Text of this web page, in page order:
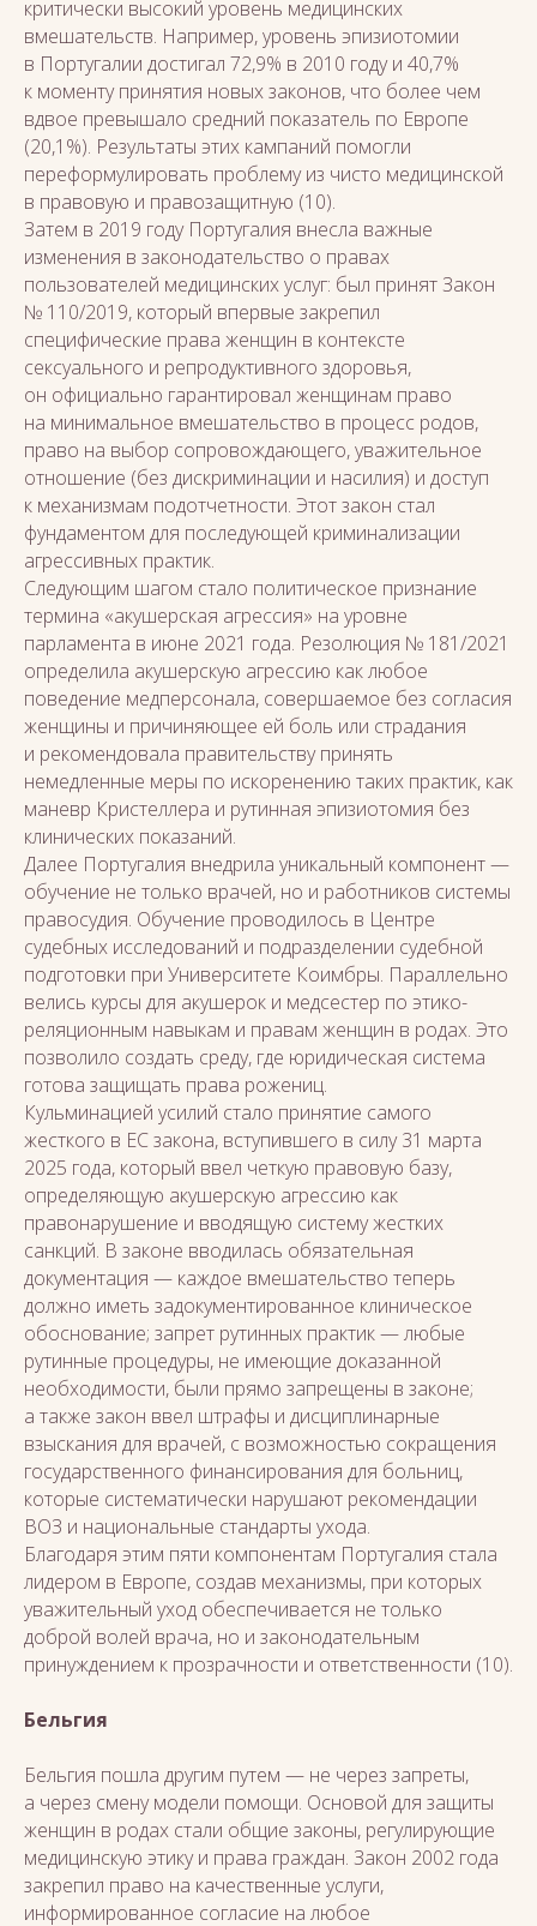
критически высокий уровень медицинских
вмешательств. Например, уровень эпизиотомии
в Португалии достигал 72,9% в 2010 году и 40,7%
к моменту принятия новых законов, что более чем
вдвое превышало средний показатель по Европе
(20,1%). Результаты этих кампаний помогли
переформулировать проблему из чисто медицинской
в правовую и правозащитную (10).
Затем в 2019 году Португалия внесла важные
изменения в законодательство о правах
пользователей медицинских услуг: был принят Закон
№ 110/2019, который впервые закрепил
специфические права женщин в контексте
сексуального и репродуктивного здоровья,
он официально гарантировал женщинам право
на минимальное вмешательство в процесс родов,
право на выбор сопровождающего, уважительное
отношение (без дискриминации и насилия) и доступ
к механизмам подотчетности. Этот закон стал
фундаментом для последующей криминализации
агрессивных практик.
Следующим шагом стало политическое признание
термина «акушерская агрессия» на уровне
парламента в июне 2021 года. Резолюция № 181/2021
определила акушерскую агрессию как любое
поведение медперсонала, совершаемое без согласия
женщины и причиняющее ей боль или страдания
и рекомендовала правительству принять
немедленные меры по искоренению таких практик, как
маневр Кристеллера и рутинная эпизиотомия без
клинических показаний.
Далее Португалия внедрила уникальный компонент —
обучение не только врачей, но и работников системы
правосудия. Обучение проводилось в Центре
судебных исследований и подразделении судебной
подготовки при Университете Коимбры. Параллельно
велись курсы для акушерок и медсестер по этико-
реляционным навыкам и правам женщин в родах. Это
позволило создать среду, где юридическая система
готова защищать права рожениц.
Кульминацией усилий стало принятие самого
жесткого в ЕС закона, вступившего в силу 31 марта
2025 года, который ввел четкую правовую базу,
определяющую акушерскую агрессию как
правонарушение и вводящую систему жестких
санкций. В законе вводилась обязательная
документация — каждое вмешательство теперь
должно иметь задокументированное клиническое
обоснование; запрет рутинных практик — любые
рутинные процедуры, не имеющие доказанной
необходимости, были прямо запрещены в законе;
а также закон ввел штрафы и дисциплинарные
взыскания для врачей, с возможностью сокращения
государственного финансирования для больниц,
которые систематически нарушают рекомендации
ВОЗ и национальные стандарты ухода.
Благодаря этим пяти компонентам Португалия стала
лидером в Европе, создав механизмы, при которых
уважительный уход обеспечивается не только
доброй волей врача, но и законодательным
принуждением к прозрачности и ответственности (10).
Бельгия
Бельгия пошла другим путем — не через запреты,
а через смену модели помощи. Основой для защиты
женщин в родах стали общие законы, регулирующие
медицинскую этику и права граждан. Закон 2002 года
закрепил право на качественные услуги,
информированное согласие на любое